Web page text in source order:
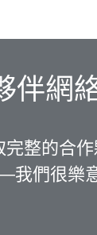
伴網
整的合
們很樂